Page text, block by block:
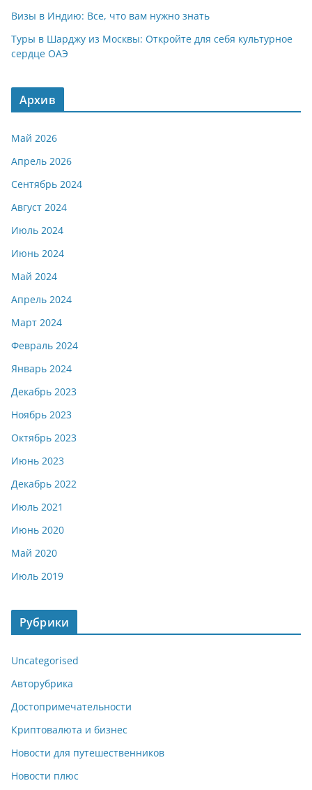
Визы в Индию: Все, что вам нужно знать
Туры в Шарджу из Москвы: Откройте для себя культурное
сердце ОАЭ
Архив
Май 2026
Апрель 2026
Сентябрь 2024
Август 2024
Июль 2024
Июнь 2024
Май 2024
Апрель 2024
Март 2024
Февраль 2024
Январь 2024
Декабрь 2023
Ноябрь 2023
Октябрь 2023
Июнь 2023
Декабрь 2022
Июль 2021
Июнь 2020
Май 2020
Июль 2019
Рубрики
Uncategorised
Авторубрика
Достопримечательности
Криптовалюта и бизнес
Новости для путешественников
Новости плюс